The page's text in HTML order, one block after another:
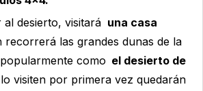
al desierto, visitará una casa
recorrerá las grandes dunas de la
como el desierto de
visiten por primera vez quedarán